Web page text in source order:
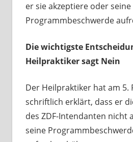
er sie akzeptiere oder seine
Programmbeschwerde
Die wichtigste
Heilpraktiker sagt Nein
Der Heilpraktiker hat am 5.
schriftlich erklärt, dass er
des ZDF-Intendanten nicht
seine